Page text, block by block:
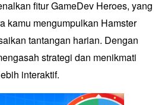
fitur GameDev Heroes, yang
kamu mengumpulkan Hamster
tantangan harian. Dengan
strategi dan menikmati
interaktif.